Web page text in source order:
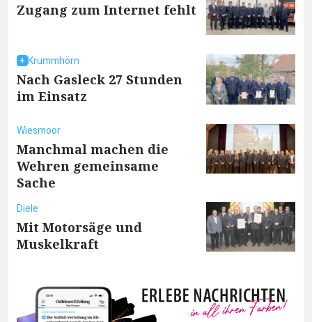
Zugang zum Internet fehlt
Krummhörn
Nach Gasleck 27 Stunden
im Einsatz
Wiesmoor
Manchmal machen die
Wehren gemeinsame
Sache
Diele
Mit Motorsäge und
Muskelkraft